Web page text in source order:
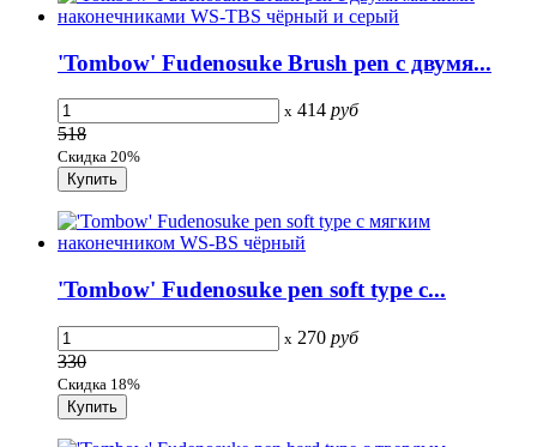
'Tombow' Fudenosuke Brush pen с двумя...
x 414 руб
518
Скидка 20%
'Tombow' Fudenosuke pen soft type с...
x 270 руб
330
Скидка 18%